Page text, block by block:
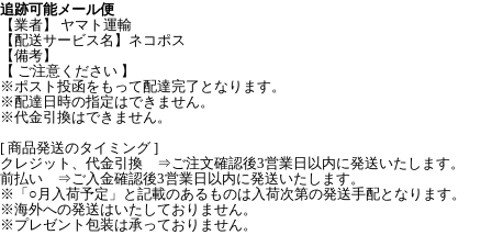
追跡可能メール便
【業者】 ヤマト運輸
【配送サービス名】ネコポス
【備考】
【 ご注意ください 】
※ポスト投函をもって配達完了となります。
※配達日時の指定はできません。
※代金引換はできません。
[ 商品発送のタイミング ]
クレジット、代金引換 ⇒ご注文確認後3営業日以内に発送いたします。
前払い ⇒ご入金確認後3営業日以内に発送いたします。
※「○月入荷予定」と記載のあるものは入荷次第の発送手配となります。
※海外への発送はいたしておりません。
※プレゼント包装は承っておりません。